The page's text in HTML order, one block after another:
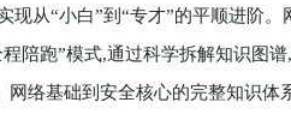
从“小白”到“专才”的平顺进阶。
陪跑”模式,通过科学拆解知识图
网络基础到安全核心的完整知识体